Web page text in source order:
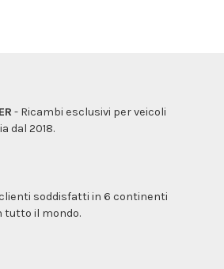
- Ricambi esclusivi per veicoli
dal 2018.
soddisfatti in 6 continenti
tutto il mondo.